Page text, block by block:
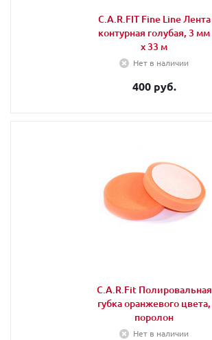
C.A.R.FIT Fine Line Лента
контурная голубая, 3 мм
х 33 м
Нет в наличии
400 руб.
C.A.R.Fit Полировальная
губка оранжевого цвета,
поролон
Нет в наличии